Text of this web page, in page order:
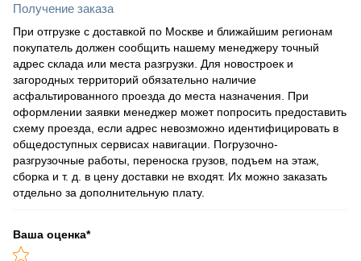
Получение заказа
При отгрузке с доставкой по Москве и ближайшим регионам
покупатель должен сообщить нашему менеджеру точный
адрес склада или места разгрузки. Для новостроек и
загородных территорий обязательно наличие
асфальтированного проезда до места назначения. При
оформлении заявки менеджер может попросить предоставить
схему проезда, если адрес невозможно идентифицировать в
общедоступных сервисах навигации. Погрузочно-
разгрузочные работы, переноска грузов, подъем на этаж,
сборка и т. д. в цену доставки не входят. Их можно заказать
отдельно за дополнительную плату.
Ваша оценка*